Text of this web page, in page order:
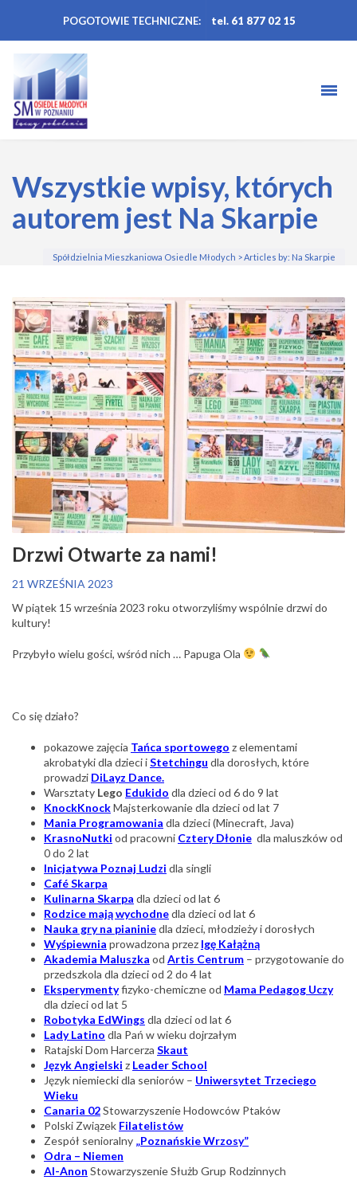
POGOTOWIE TECHNICZNE: tel. 61 877 02 15
Wszystkie wpisy, których
autorem jest Na Skarpie
Spółdzielnia Mieszkaniowa Osiedle Młodych >Articles by: Na Skarpie
Drzwi Otwarte za nami!
21 WRZEŚNIA 2023
W piątek 15 września 2023 roku otworzyliśmy wspólnie drzwi do
kultury!
Przybyło wielu gości, wśród nich … Papuga Ola
Co się działo?
pokazowe zajęcia Tańca sportowego z elementami
akrobatyki dla dzieci iStetchingu dla dorosłych, które
prowadzi DiLayz Dance.
Warsztaty Lego Edukido dla dzieci od 6 do 9 lat
KnockKnockMajsterkowanie dla dzieci od lat 7
Mania Programowania dla dzieci (Minecraft, Java)
KrasnoNutki od pracowni Cztery Dłonie dla maluszków od
0 do 2 lat
Inicjatywa Poznaj Ludzi dla singli
Café Skarpa
Kulinarna Skarpa dla dzieci od lat 6
Rodzice mają wychodnedla dzieci od lat 6
Nauka gry na pianiniedla dzieci, młodzieży i dorosłych
Wyśpiewnia prowadzona przez Igę Kałążną
Akademia Maluszka od Artis Centrum – przygotowanie do
przedszkola dla dzieci od 2 do 4 lat
Eksperymentyfizyko-chemiczne od Mama Pedagog Uczy
dla dzieci od lat 5
Robotyka EdWings dla dzieci od lat 6
Lady Latino dla Pań w wieku dojrzałym
Ratajski Dom Harcerza Skaut
Język Angielski z Leader School
Język niemiecki dla seniorów – Uniwersytet Trzeciego
Wieku
Canaria 02Stowarzyszenie Hodowców Ptaków
Polski Związek Filatelistów
Zespół senioralny „Poznańskie Wrzosy”
Odra – Niemen
Al-Anon Stowarzyszenie Służb Grup Rodzinnych